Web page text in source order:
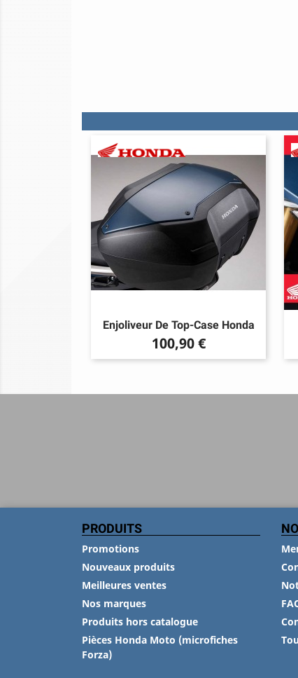
Enjoliveur De Top-Case Honda
Prix
100,90 €
PRODUITS
Promotions
Nouveaux produits
Meilleures ventes
Nos marques
Produits hors catalogue
Pièces Honda Moto (microfiches
Forza)